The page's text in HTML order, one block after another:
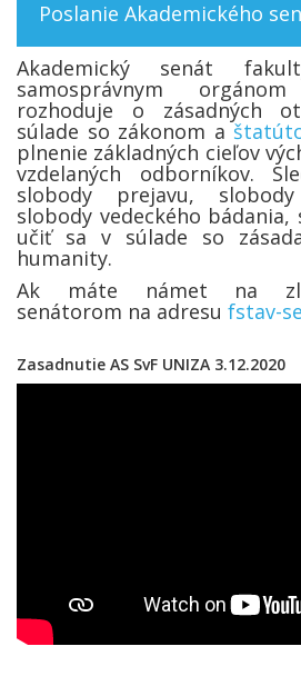
Poslanie Akademického
Akademický senát
samosprávnym
rozhoduje o zásadných
súlade so zákonom a
plnenie základných cieľov
vzdelaných odborníkov.
slobody prejavu, slobody
slobody vedeckého bádania,
učiť sa v súlade so
humanity.
Ak máte námet na
senátorom na adresu fstav-
Zasadnutie AS SvF UNIZA 3.12.2020